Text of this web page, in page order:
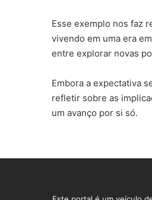
Esse exemplo nos faz
vivendo em uma era
entre explorar novas
Embora a expectativa
refletir sobre as
um avanço por si só.